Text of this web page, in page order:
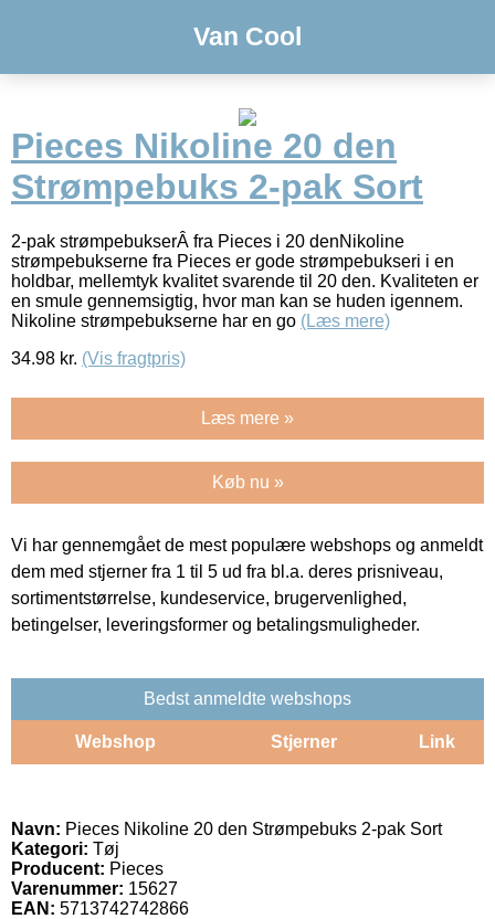
Van Cool
Pieces Nikoline 20 den
Strømpebuks 2-pak Sort
2-pak strømpebukserÂ fra Pieces i 20 denNikoline
strømpebukserne fra Pieces er gode strømpebukseri i en
holdbar, mellemtyk kvalitet svarende til 20 den. Kvaliteten er
en smule gennemsigtig, hvor man kan se huden igennem.
Nikoline strømpebukserne har en go (Læs mere)
34.98 kr. (Vis fragtpris)
Læs mere »
Køb nu »
Vi har gennemgået de mest populære webshops og anmeldt
dem med stjerner fra 1 til 5 ud fra bl.a. deres prisniveau,
sortimentstørrelse, kundeservice, brugervenlighed,
betingelser, leveringsformer og betalingsmuligheder.
Bedst anmeldte webshops
Webshop Stjerner Link
Navn: Pieces Nikoline 20 den Strømpebuks 2-pak Sort
Kategori: Tøj
Producent: Pieces
Varenummer: 15627
EAN: 5713742742866